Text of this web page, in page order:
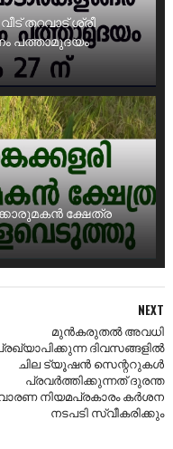
തറവാട് ശ്രീ
പത്താമുദയം
ക്ഷേത്ര
NEXT
മുൻകരുതൽ അവധി
ദിവസങ്ങളിൽ
ചില ട്യൂഷൻ സെന്ററുകൾ
പ്രവർത്തിക്കുന്നത് ദുരന്ത
നിയമപ്രകാരം കർശന
നടപടി സ്വീകരിക്കും